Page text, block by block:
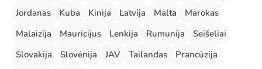
Jordanas Kuba Kinija Latvija Malta
Marokas
Malaizija
Mauricijus Lenkija Rumunija
Seišeliai
Slovakija
Slovėnija JAV Tailandas
Prancūzija